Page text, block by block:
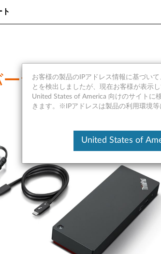
ト
サル
お客様の製品のIPアドレス情報に基づい
とを検出しましたが、現在お客様が表示
United States of America 向けのサイトに
きます。※IPアドレスは製品の利用環境
United States of